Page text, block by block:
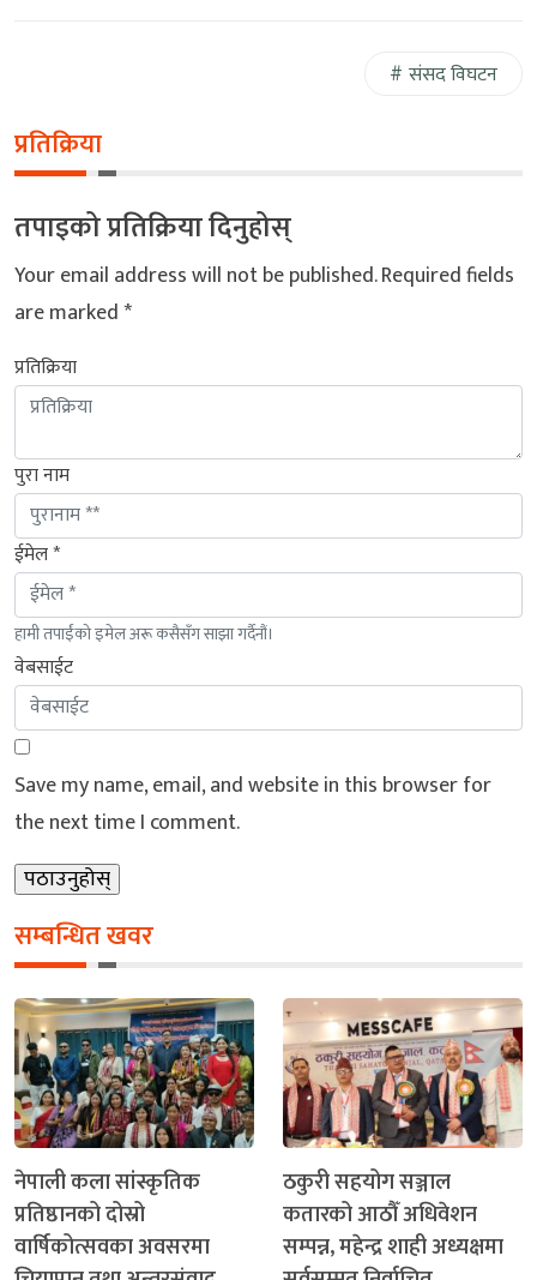
संसद विघटन
प्रतिक्रिया
तपाइको प्रतिक्रिया दिनुहोस्
Your email address will not be published.Required fields
are marked*
प्रतिक्रिया
पुरा नाम
ईमेल *
हामी तपाईंको इमेल अरू कसैसँग साझा गर्दैनौं।
वेबसाईट
Save my name, email, and website in this browser for
the next time I comment.
सम्बन्धित खवर
नेपाली कला सांस्कृतिक
प्रतिष्ठानको दोस्रो
वार्षिकोत्सवका अवसरमा
ठकुरी सहयोग सञ्जाल
कतारको आठौँ अधिवेशन
सम्पन्न, महेन्द्र शाही अध्यक्षमा